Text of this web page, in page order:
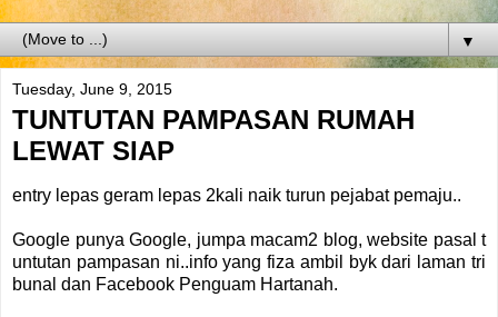
▼
Tuesday, June 9, 2015
TUNTUTAN PAMPASAN RUMAH
LEWAT SIAP
entry lepas geram lepas 2kali naik turun pejabat pemaju..
Google punya Google, jumpa macam2 blog, website pasal t
untutan pampasan ni..info yang fiza ambil byk dari laman tri
bunal dan Facebook Penguam Hartanah.